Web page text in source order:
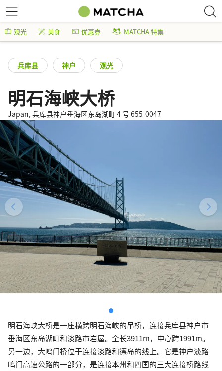
观光 美食 优惠券 MATCHA 特集
兵库县 神户 观光
明石海峡大桥
Japan, 兵库县神户垂海区东岛湖町 4 号 655-0047
明石海峡大桥是一座横跨明石海峡的吊桥，连接兵库县神户市
垂海区东岛湖町和淡路市岩屋。全长3911m，中心跨1991m。
另一边，大鸣门桥位于连接淡路和德岛的线上。它是神户淡路
鸣门高速公路的一部分，是连接本州和四国的三大连接桥路线